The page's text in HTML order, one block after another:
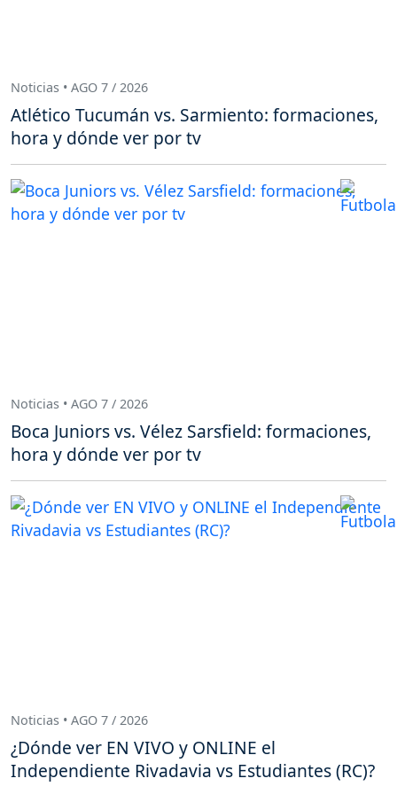
Noticias • AGO 7 / 2026
Atlético Tucumán vs. Sarmiento: formaciones,
hora y dónde ver por tv
Noticias • AGO 7 / 2026
Boca Juniors vs. Vélez Sarsfield: formaciones,
hora y dónde ver por tv
Noticias • AGO 7 / 2026
¿Dónde ver EN VIVO y ONLINE el
Independiente Rivadavia vs Estudiantes (RC)?